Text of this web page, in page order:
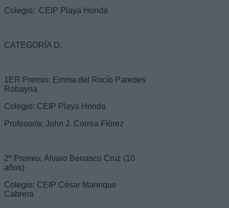
Colegio: CEIP Playa Honda
CATEGORÍA D:
1ER Premio: Emma del Rocío Paredes
Robayna
Colegio: CEIP Playa Honda
Profesor/a: John J. Correa Flórez
2º Premio: Álvaro Benasco Cruz (10
años)
Colegio: CEIP César Manrique
Cabrera